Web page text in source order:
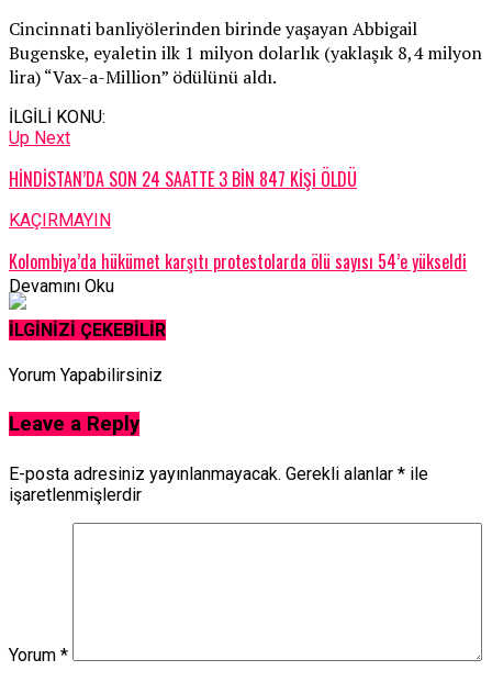
Cincinnati banliyölerinden birinde yaşayan Abbigail
Bugenske, eyaletin ilk 1 milyon dolarlık (yaklaşık 8,4 milyon
lira) “Vax-a-Million” ödülünü aldı.
İLGİLİ KONU:
Up Next
HİNDİSTAN’DA SON 24 SAATTE 3 BİN 847 KİŞİ ÖLDÜ
KAÇIRMAYIN
Kolombiya’da hükümet karşıtı protestolarda ölü sayısı 54’e yükseldi
Devamını Oku
İLGİNİZİ ÇEKEBİLİR
Yorum Yapabilirsiniz
Leave a Reply
E-posta adresiniz yayınlanmayacak. Gerekli alanlar * ile
işaretlenmişlerdir
Yorum *